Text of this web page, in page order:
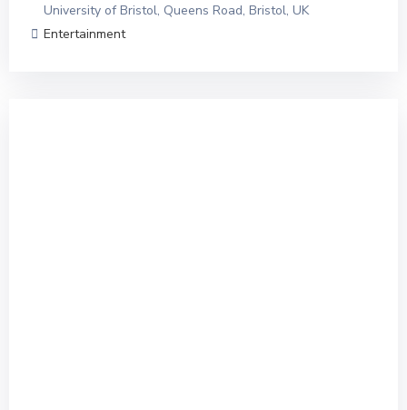
University of Bristol, Queens Road, Bristol, UK
Entertainment